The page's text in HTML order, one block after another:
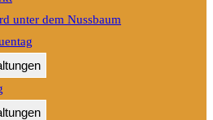
unter dem Nussbaum